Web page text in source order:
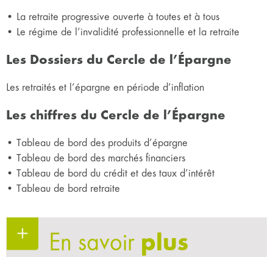
• La retraite progressive ouverte à toutes et à tous
• Le régime de l’invalidité professionnelle et la retraite
Les Dossiers du Cercle de l’Épargne
Les retraités et l’épargne en période d’inflation
Les chiffres du Cercle de l’Épargne
• Tableau de bord des produits d’épargne
• Tableau de bord des marchés financiers
• Tableau de bord du crédit et des taux d’intérêt
• Tableau de bord retraite
En savoir plus